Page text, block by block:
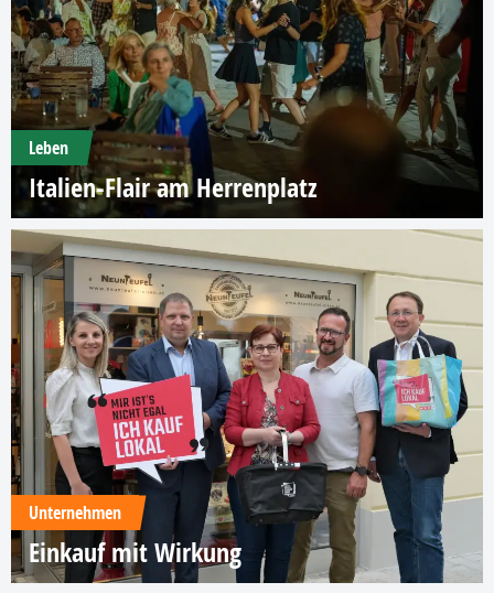
Leben
Italien-Flair am Herrenplatz
Unternehmen
Einkauf mit Wirkung